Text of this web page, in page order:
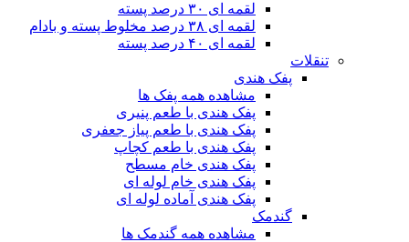
لقمه ای ۳۰ درصد پسته
لقمه ای ۳۸ درصد مخلوط پسته و بادام
لقمه ای ۴۰ درصد پسته
تنقلات
پفک هندی
مشاهده همه پفک ها
پفک هندی با طعم پنیری
پفک هندی با طعم پیاز جعفری
پفک هندی با طعم کچاپ
پفک هندی خام مسطح
پفک هندی خام لوله ای
پفک هندی آماده لوله ای
گندمک
مشاهده همه گندمک ها